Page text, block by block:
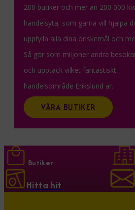
200 butiker och mer än 200 000
handelsyta, som gärna vill hjälpa
uppfylla alla dina önskemål och
Så gör som miljoner andra
och upptäck vilket fantastiskt
handelsområde Erikslund är.
VÅRA BUTIKER
Butiker
Hitta hit